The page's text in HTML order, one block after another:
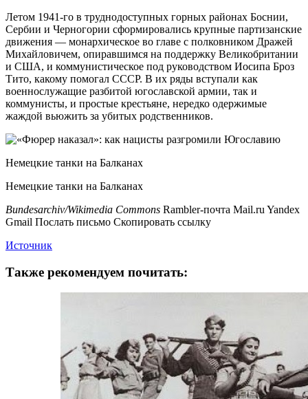
Летом 1941-го в труднодоступных горных районах Боснии,
Сербии и Черногории сформировались крупные партизанские
движения — монархическое во главе с полковником Дражей
Михайловичем, опиравшимся на поддержку Великобритании
и США, и коммунистическое под руководством Иосипа Броз
Тито, какому помогал СССР. В их ряды вступали как
военнослужащие разбитой югославской армии, так и
коммунисты, и простые крестьяне, нередко одержимые
жаждой вьюжить за убитых родственников.
Немецкие танки на Балканах
Немецкие танки на Балканах
Bundesarchiv/Wikimedia Commons Rambler-почта Mail.ru Yandex
Gmail Послать письмо Скопировать ссылку
Источник
Также рекомендуем почитать: